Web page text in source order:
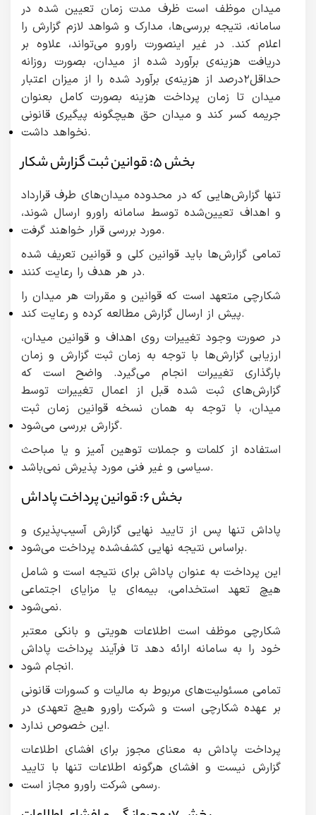
میدان موظف است ظرف مدت زمان تعیین شده در
سامانه، نتیجه بررسی‌ها، مدارک و شواهد لازم گزارش را
اعلام کند. در غیر اینصورت راورو می‌تواند، علاوه بر
دریافت هزینه‌ی برآورد شده از میدان، بصورت روزانه
حداقل۲درصد از هزینه‌ی برآورد شده را از میزان اعتبار
میدان تا زمان پرداخت هزینه بصورت کامل بعنوان
جریمه کسر کند و میدان حق هیچگونه پیگیری قانونی
نخواهد داشت.
بخش ۵: قوانین ثبت گزارش شکار
تنها گزارش‌هایی که در محدوده میدان‌های طرف قرارداد
و اهداف تعیین‌شده توسط سامانه راورو ارسال شوند،
مورد بررسی قرار خواهند گرفت.
تمامی گزارش‌ها باید قوانین کلی و قوانین تعریف شده
در هر هدف را رعایت کنند.
شکارچی متعهد است که قوانین و مقررات هر میدان را
پیش از ارسال گزارش مطالعه کرده و رعایت کند.
در صورت وجود تغییرات روی اهداف و قوانین میدان،
ارزیابی گزارش‌ها با توجه به زمان ثبت گزارش و زمان
بارگذاری تغییرات انجام می‌گیرد. واضح است که
گزارش‌های ثبت شده قبل از اعمال تغییرات توسط
میدان، با توجه به همان نسخه قوانین زمان ثبت
گزارش بررسی می‌شود.
استفاده از کلمات و جملات توهین آمیز و یا مباحث
سیاسی و غیر فنی مورد پذیرش نمی‌باشد.
بخش ۶: قوانین پرداخت پاداش
پاداش تنها پس از تایید نهایی گزارش آسیب‌پذیری و
براساس نتیجه نهایی کشف‌شده پرداخت می‌شود.
این پرداخت به عنوان پاداش برای نتیجه است و شامل
هیچ تعهد استخدامی، بیمه‌ای یا مزایای اجتماعی
نمی‌شود.
شکارچی موظف است اطلاعات هویتی و بانکی معتبر
خود را به سامانه ارائه دهد تا فرآیند پرداخت پاداش
انجام شود.
تمامی مسئولیت‌های مربوط به مالیات و کسورات قانونی
بر عهده شکارچی است و شرکت راورو هیچ تعهدی در
این خصوص ندارد.
پرداخت پاداش به معنای مجوز برای افشای اطلاعات
گزارش نیست و افشای هرگونه اطلاعات تنها با تایید
رسمی شرکت راورو مجاز است.